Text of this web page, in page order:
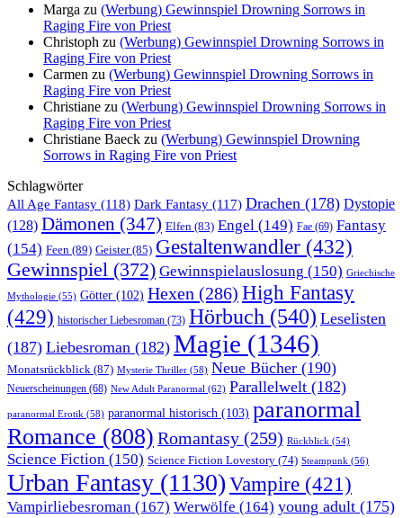
Marga zu (Werbung) Gewinnspiel Drowning Sorrows in
Raging Fire von Priest
Christoph zu (Werbung) Gewinnspiel Drowning Sorrows in
Raging Fire von Priest
Carmen zu (Werbung) Gewinnspiel Drowning Sorrows in
Raging Fire von Priest
Christiane zu (Werbung) Gewinnspiel Drowning Sorrows in
Raging Fire von Priest
Christiane Baeck zu (Werbung) Gewinnspiel Drowning
Sorrows in Raging Fire von Priest
Schlagwörter
All Age Fantasy (118) Dark Fantasy (117) Drachen (178) Dystopie
(128) Dämonen (347) Elfen (83) Engel (149) Fae (69) Fantasy
(154) Feen (89) Geister(85) Gestaltenwandler (432)
Gewinnspiel (372) Gewinnspielauslosung (150) Griechische
Mythologie (55) Götter (102) Hexen (286) High Fantasy
(429) historischer Liebesroman (73) Hörbuch (540) Leselisten
(187) Liebesroman (182) Magie (1346)
Monatsrückblick (87) Mysterie Thriller (58) Neue Bücher (190)
Neuerscheinungen (68) New Adult Paranormal (62) Parallelwelt (182)
paranormal Erotik (58) paranormal historisch (103) paranormal
Romance (808) Romantasy (259) Rückblick (54)
Science Fiction (150) Science Fiction Lovestory (74) Steampunk (56)
Urban Fantasy (1130) Vampire (421)
Vampirliebesroman (167) Werwölfe (164) young adult (175)